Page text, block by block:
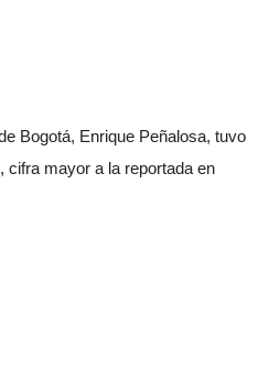
Bogotá, Enrique Peñalosa, tuvo
cifra mayor a la reportada en